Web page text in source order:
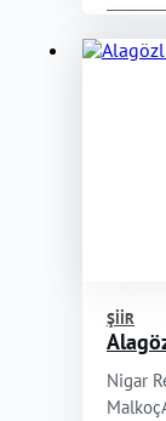
ŞIIR
Nigar